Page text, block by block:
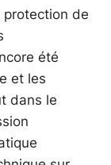
protection de
été
et les
dans le